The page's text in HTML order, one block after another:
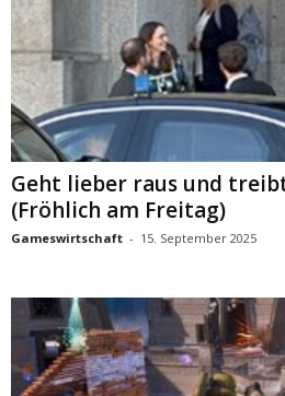
Geht lieber raus und
(Fröhlich am Freitag)
Gameswirtschaft - 15. September 2025